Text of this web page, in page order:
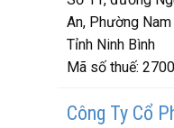
An, Phường
Tỉnh Ninh Bình
Mã số thuế:
Công Ty Cổ